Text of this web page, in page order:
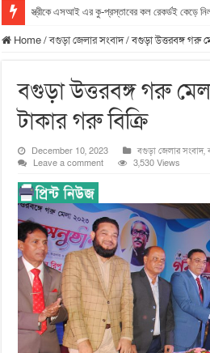
স্ত্রীকে এসআই এর কু-প্রস্তাবের কল রেকর্ডই কেড়ে নিল
Home/বগুড়া জেলার সংবাদ/বগুড়া উত্তরবঙ্গ গরু
বগুড়া উত্তরবঙ্গ গরু
টাকার গরু বিক্রি
December 10, 2023 বগুড়া জেলার সংবাদ,
Leave a comment
3,530 Views